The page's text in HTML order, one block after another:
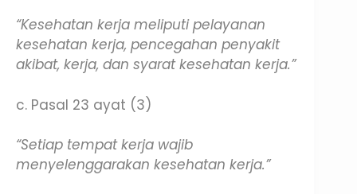
“Kesehatan kerja meliputi pelayanan
kesehatan kerja, pencegahan penyakit
akibat, kerja, dan syarat kesehatan kerja.”
c. Pasal 23 ayat (3)
“Setiap tempat kerja wajib
menyelenggarakan kesehatan kerja.”